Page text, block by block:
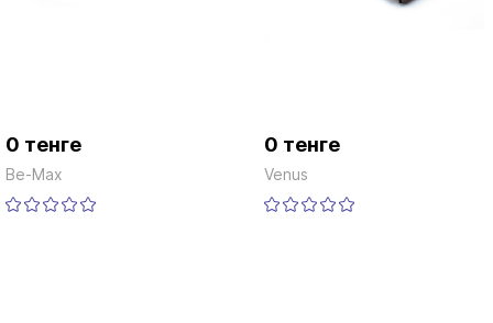
0 тенге
Be-Max
0 тенге
Venus